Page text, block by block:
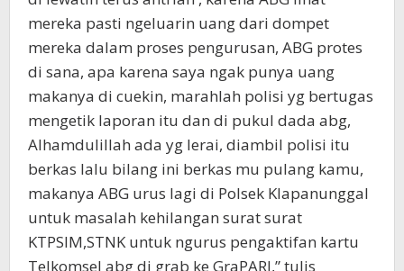
mereka pasti ngeluarin uang dari dompet
mereka dalam proses pengurusan, ABG protes
di sana, apa karena saya ngak punya uang
makanya di cuekin, marahlah polisi yg bertugas
mengetik laporan itu dan di pukul dada abg,
Alhamdulillah ada yg lerai, diambil polisi itu
berkas lalu bilang ini berkas mu pulang kamu,
makanya ABG urus lagi di Polsek Klapanunggal
untuk masalah kehilangan surat surat
KTPSIM,STNK untuk ngurus pengaktifan kartu
Telkomsel abg di grab ke GraPARI,” tulis